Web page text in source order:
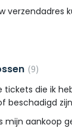
verzendadres
9
tickets die ik
beschadigd
mijn aankoop